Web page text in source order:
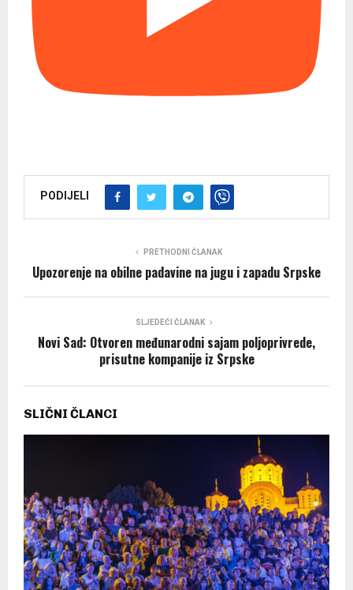
PODIJELI
PRETHODNI ČLANAK
Upozorenje na obilne padavine na jugu i zapadu Srpske
SLJEDEĆI ČLANAK
Novi Sad: Otvoren međunarodni sajam poljoprivrede,
prisutne kompanije iz Srpske
SLIČNI ČLANCI